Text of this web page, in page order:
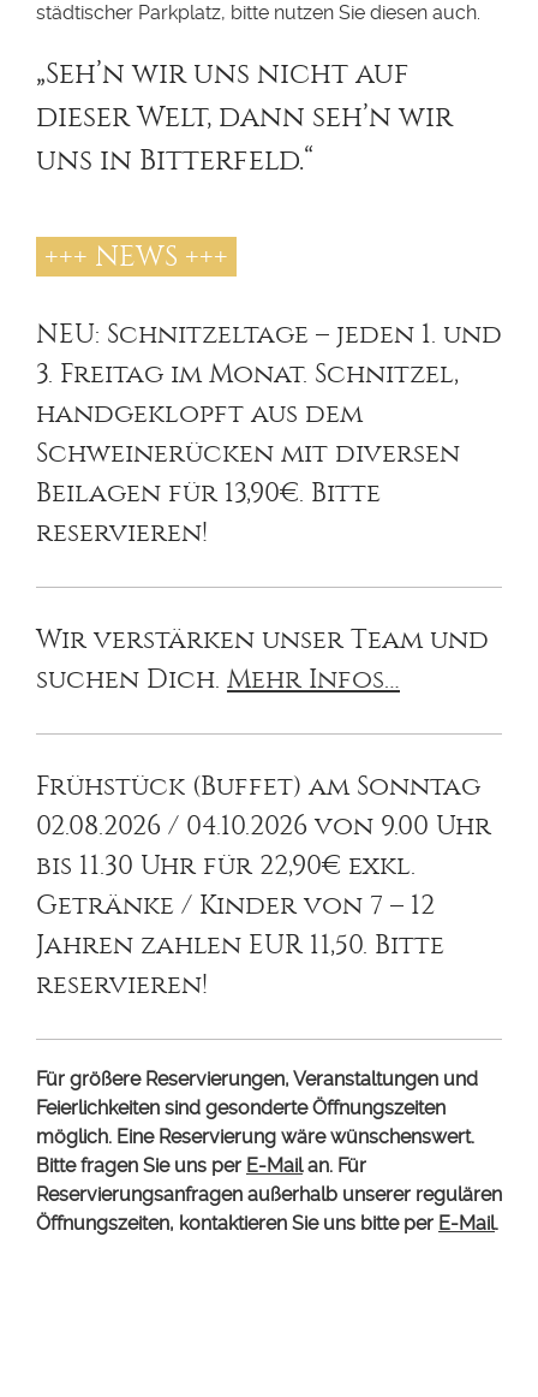
städtischer Parkplatz, bitte nutzen Sie diesen auch.
„Seh’n wir uns nicht auf
dieser Welt, dann seh’n wir
uns in Bitterfeld.“
+++ NEWS +++
NEU: Schnitzeltage – jeden 1. und
3. Freitag im Monat. Schnitzel,
handgeklopft aus dem
Schweinerücken mit diversen
Beilagen für 13,90€. Bitte
reservieren!
Wir verstärken unser Team und
suchen Dich. Mehr Infos…
Frühstück (Buffet) am Sonntag
02.08.2026 / 04.10.2026 von 9.00 Uhr
bis 11.30 Uhr für 22,90€ exkl.
Getränke / Kinder von 7 – 12
Jahren zahlen EUR 11,50. Bitte
reservieren!
Für größere Reservierungen, Veranstaltungen und
Feierlichkeiten sind gesonderte Öffnungszeiten
möglich. Eine Reservierung wäre wünschenswert.
Bitte fragen Sie uns per E-Mailan. Für
Reservierungsanfragen außerhalb unserer regulären
Öffnungszeiten, kontaktieren Sie uns bitte per E-Mail.